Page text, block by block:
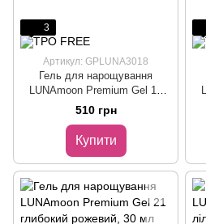
3
Артикул: GPLUNA3018
Гель для нарощування
LUNAmoon Premium Gel 18
кавовий, 30 мл
510 грн
Купити